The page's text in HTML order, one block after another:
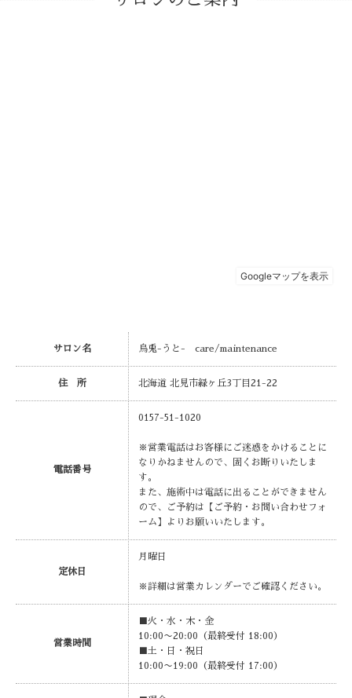
サロン名 烏兎-うと- care/maintenance
住 所 北海道 北見市緑ヶ丘3丁目21-22
電話番号
0157-51-1020
※営業電話はお客様にご迷惑をかけることに
なりかねませんので、固くお断りいたしま
す。
また、施術中は電話に出ることができません
ので、ご予約は【ご予約・お問い合わせフォ
ーム】よりお願いいたします。
定休日
月曜日
※詳細は営業カレンダーでご確認ください。
営業時間
■火・水・木・金
10:00〜20:00（最終受付 18:00）
■土・日・祝日
10:00〜19:00（最終受付 17:00）